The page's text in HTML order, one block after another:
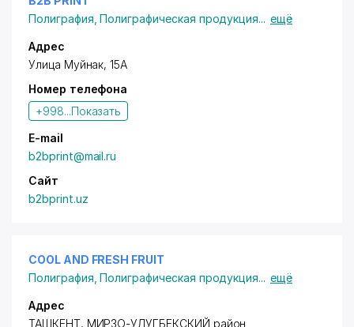
Полиграфия ,Полиграфическая продукция... ещё
Адрес
Улица Муйнак, 15А
Номер телефона
+998...Показать
E-mail
b2bprint@mail.ru
Сайт
b2bprint.uz
COOL AND FRESH FRUIT
Полиграфия ,Полиграфическая продукция... ещё
Адрес
ТАШКЕНТ, МИРЗО-УЛУГБЕКСКИЙ район